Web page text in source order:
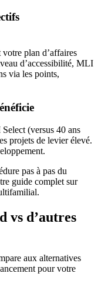
plan d’affaires
d’accessibilité, MLI
via les points,
(versus 40 ans
projets de levier élevé.
pas à pas du
guide complet sur
vs d’autres
aux alternatives
pour votre